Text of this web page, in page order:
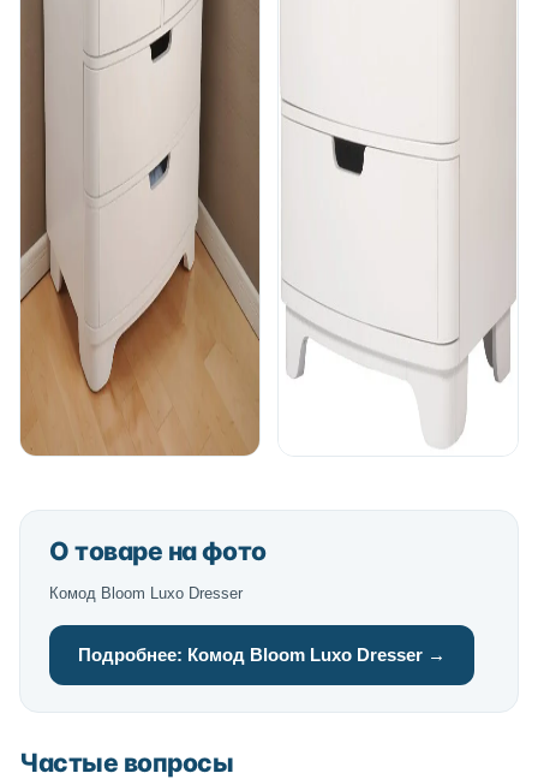
О товаре на фото
Комод Bloom Luxo Dresser
Подробнее: Комод Bloom Luxo Dresser →
Частые вопросы